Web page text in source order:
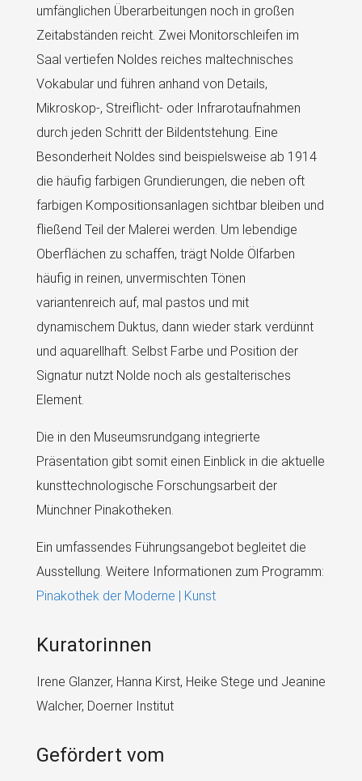
umfänglichen Überarbeitungen noch in großen
Zeitabständen reicht. Zwei Monitorschleifen im
Saal vertiefen Noldes reiches maltechnisches
Vokabular und führen anhand von Details,
Mikroskop-, Streiflicht- oder Infrarotaufnahmen
durch jeden Schritt der Bildentstehung. Eine
Besonderheit Noldes sind beispielsweise ab 1914
die häufig farbigen Grundierungen, die neben oft
farbigen Kompositionsanlagen sichtbar bleiben und
fließend Teil der Malerei werden. Um lebendige
Oberflächen zu schaffen, trägt Nolde Ölfarben
häufig in reinen, unvermischten Tönen
variantenreich auf, mal pastos und mit
dynamischem Duktus, dann wieder stark verdünnt
und aquarellhaft. Selbst Farbe und Position der
Signatur nutzt Nolde noch als gestalterisches
Element.
Die in den Museumsrundgang integrierte
Präsentation gibt somit einen Einblick in die aktuelle
kunsttechnologische Forschungsarbeit der
Münchner Pinakotheken.
Ein umfassendes Führungsangebot begleitet die
Ausstellung. Weitere Informationen zum Programm:
Pinakothek der Moderne | Kunst
Kuratorinnen
Irene Glanzer, Hanna Kirst, Heike Stege und Jeanine
Walcher, Doerner Institut
Gefördert vom